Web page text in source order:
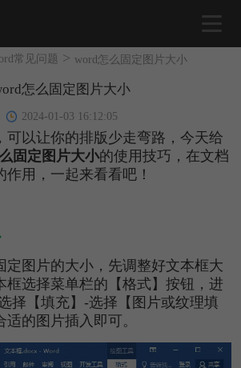
常见问题 > word怎么固定图片大小
怎么固定图片大小
2024-01-03 16:12:05
可以让你的排版少走弯路，今天给
固定图片大小的使用技巧，在文档
用，一起来看看吧！
定图片的大小，先调整好文本框大
框选择菜单栏的【格式】按钮，进
择【填充】-选择【 图片或纹理填
的图片插入即可。